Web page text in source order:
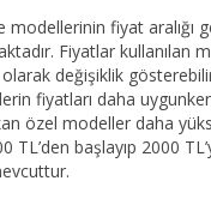
modellerinin fiyat aralığı
Fiyatlar kullanılan
değişiklik
fiyatları daha
özel modeller daha
TL’den başlayıp 2000